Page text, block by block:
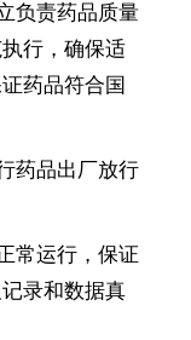
负责药品质量
行，确保适
药品符合国
药品出厂放行
常运行，保证
录和数据真